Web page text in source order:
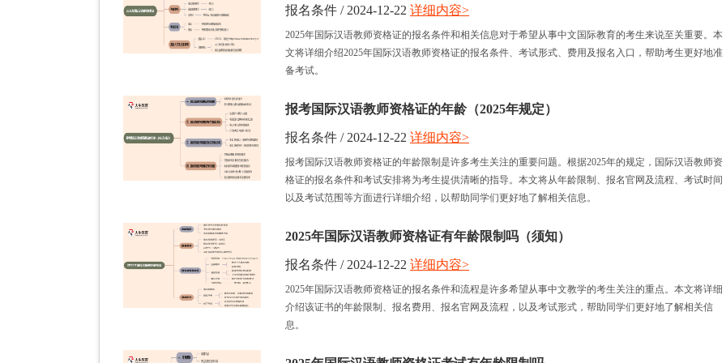
报名条件 / 2024-12-22
2025年国际汉语教师资格证的报名条件和相关信息对于希望从事中文国际教育的考生来说至关重要。本
文将详细介绍2025年国际汉语教师资格证的报名条件、考试形式、费用及报名入口，帮助考生更好地准
备考试。
详细内容>
报考国际汉语教师资格证的年龄（2025年规定）
报名条件 / 2024-12-22
报考国际汉语教师资格证的年龄限制是许多考生关注的重要问题。根据2025年的规定，国际汉语教师资
格证的报名条件和考试安排将为考生提供清晰的指导。本文将从年龄限制、报名官网及流程、考试时间
以及考试范围等方面进行详细介绍，以帮助同学们更好地了解相关信息。
详细内容>
2025年国际汉语教师资格证有年龄限制吗（须知）
报名条件 / 2024-12-22
2025年国际汉语教师资格证的报名条件和流程是许多希望从事中文教学的考生关注的重点。本文将详细
介绍该证书的年龄限制、报名费用、报名官网及流程，以及考试形式，帮助同学们更好地了解相关信
息。
详细内容>